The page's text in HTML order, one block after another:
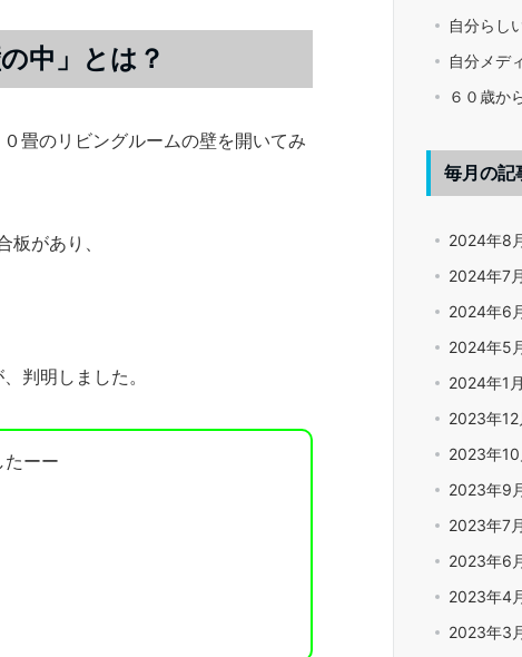
中」とは？
畳のリビングルームの壁を開いてみ
があり、
判明しました。
ーー
自分らし
自分メデ
６０歳か
毎月の記
2024年8
2024年7月
2024年6
2024年5
2024年1月
2023年12
2023年10
2023年9
2023年7月
2023年6
2023年4
2023年3